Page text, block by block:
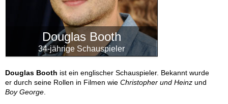
Douglas Booth
34-jährige Schauspieler
Douglas Booth ist ein englischer Schauspieler. Bekannt wurde
er durch seine Rollen in Filmen wie Christopher und Heinz und
Boy George